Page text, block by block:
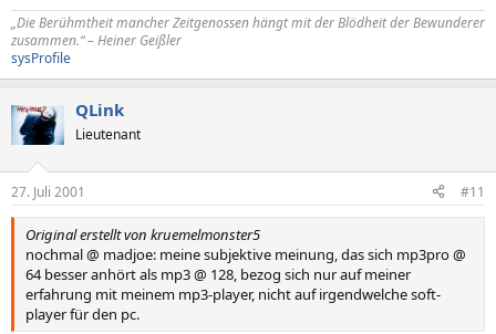
„Die Berühmtheit mancher Zeitgenossen hängt mit der Blödheit der Bewunderer
zusammen.“ – Heiner Geißler
sysProfile
QLink
Lieutenant
27. Juli 2001 #11
Original erstellt von kruemelmonster5
nochmal @ madjoe: meine subjektive meinung, das sich mp3pro @
64 besser anhört als mp3 @ 128, bezog sich nur auf meiner
erfahrung mit meinem mp3-player, nicht auf irgendwelche soft-
player für den pc.